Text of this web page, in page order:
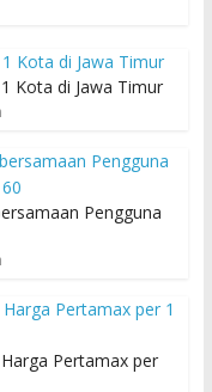
Kota di Jawa Timur
Pengguna
Pertamax per